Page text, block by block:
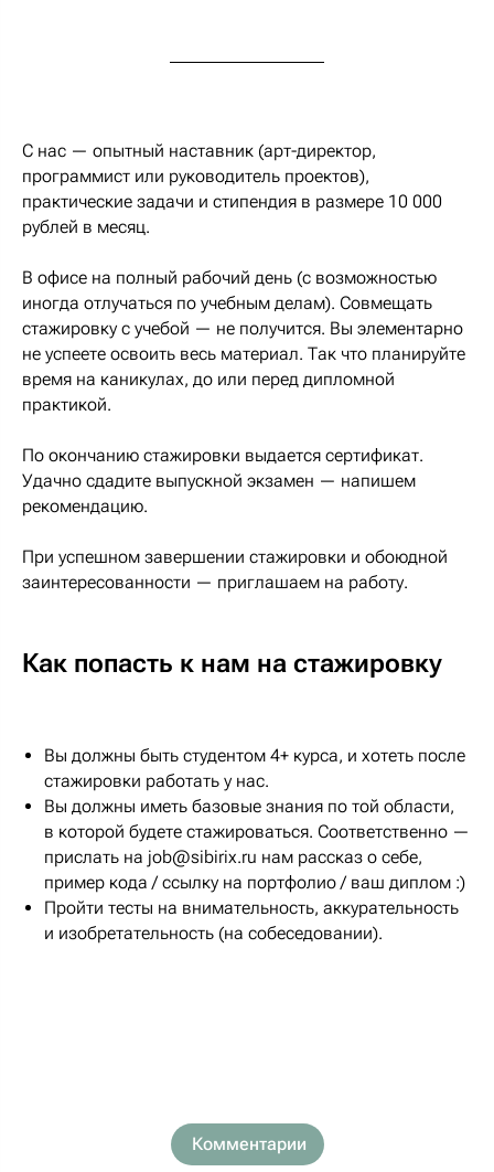
С нас — опытный наставник (арт-директор,
программист или руководитель проектов),
практические задачи и стипендия в размере 10 000
рублей в месяц.
В офисе на полный рабочий день (с возможностью
иногда отлучаться по учебным делам). Совмещать
стажировку с учебой — не получится. Вы элементарно
не успеете освоить весь материал. Так что планируйте
время на каникулах, до или перед дипломной
практикой.
По окончанию стажировки выдается сертификат.
Удачно сдадите выпускной экзамен — напишем
рекомендацию.
При успешном завершении стажировки и обоюдной
заинтересованности — приглашаем на работу.
Как попасть к нам на стажировку
Вы должны быть студентом 4+ курса, и хотеть после
стажировки работать у нас.
Вы должны иметь базовые знания по той области,
в которой будете стажироваться. Соответственно —
прислать на job@sibirix.ru нам рассказ о себе,
пример кода / ссылку на портфолио / ваш диплом :)
Пройти тесты на внимательность, аккурательность
и изобретательность (на собеседовании).
Комментарии